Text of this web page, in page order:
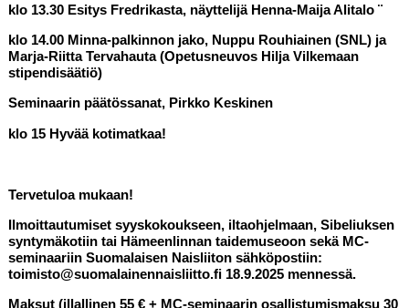
klo 13.30 Esitys Fredrikasta, näyttelijä Henna-Maija Alitalo ¨
klo 14.00 Minna-palkinnon jako, Nuppu Rouhiainen (SNL) ja
Marja-Riitta Tervahauta (Opetusneuvos Hilja Vilkemaan
stipendisäätiö)
Seminaarin päätössanat, Pirkko Keskinen
klo 15Hyvää kotimatkaa!
Tervetuloa mukaan!
Ilmoittautumiset syyskokoukseen, iltaohjelmaan, Sibeliuksen
syntymäkotiin tai Hämeenlinnan taidemuseoon sekä MC-
seminaariin Suomalaisen Naisliiton sähköpostiin:
toimisto@suomalainennaisliitto.fi 18.9.2025 mennessä.
Maksut (illallinen 55 € + MC-seminaarin osallistumismaksu 30